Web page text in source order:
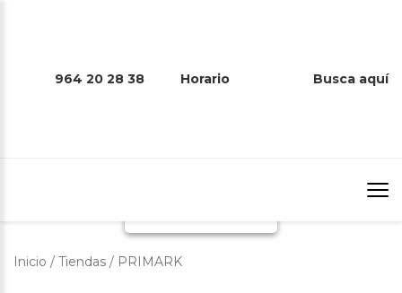
964 20 28 38 Horario Busca aquí
PRIMARK
Inicio / Tiendas / PRIMARK